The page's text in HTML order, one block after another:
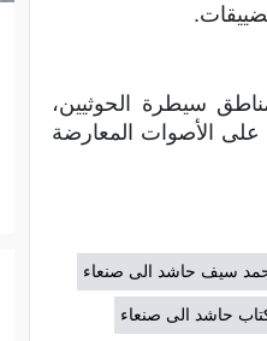
سيطرة الحوثيين،
على الأصوات المعارضة
سيف حاشد الى صنعاء
حاشد الى صنعاء